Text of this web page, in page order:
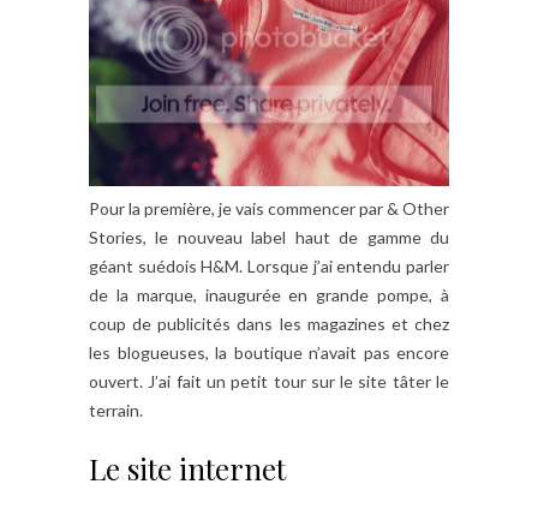
Pour la première, je vais commencer par & Other
Stories, le nouveau label haut de gamme du
géant suédois H&M. Lorsque j’ai entendu parler
de la marque, inaugurée en grande pompe, à
coup de publicités dans les magazines et chez
les blogueuses, la boutique n’avait pas encore
ouvert. J’ai fait un petit tour sur le site tâter le
terrain.
Le site internet